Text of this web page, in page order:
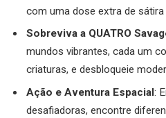
com uma dose extra de sátira
Sobreviva a QUATRO
mundos vibrantes, cada um
criaturas, e desbloqueie
Ação e Aventura Espacial:
desafiadoras, encontre